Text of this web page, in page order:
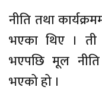
नीति तथा
भएका थिए ।
भएपछि मूल
भएको हो ।